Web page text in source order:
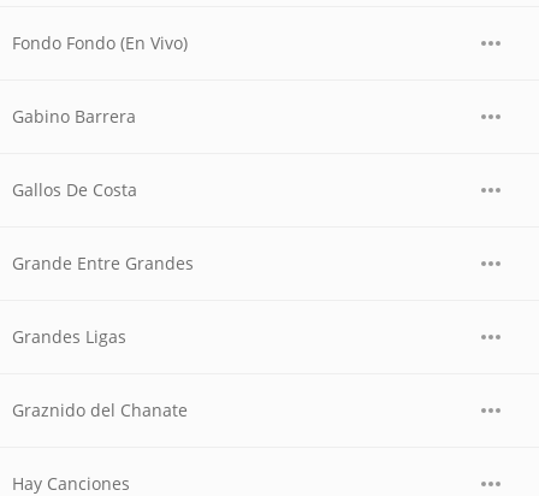
Fondo Fondo (En Vivo)
Gabino Barrera
Gallos De Costa
Grande Entre Grandes
Grandes Ligas
Graznido del Chanate
Hay Canciones